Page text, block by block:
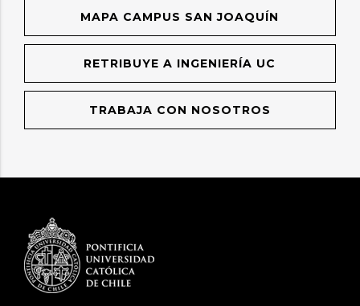
MAPA CAMPUS SAN JOAQUÍN
RETRIBUYE A INGENIERÍA UC
TRABAJA CON NOSOTROS